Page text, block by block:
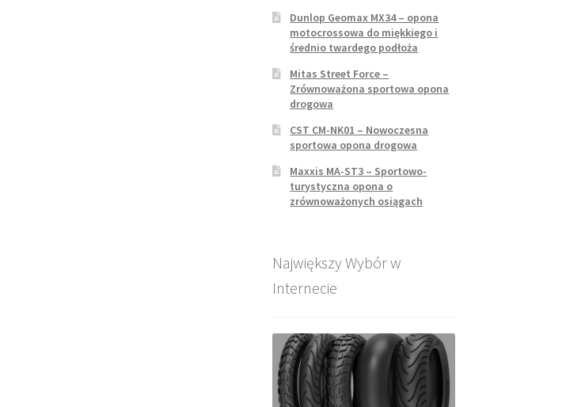
Dunlop Geomax MX34 – opona
motocrossowa do miękkiego i
średnio twardego podłoża
Mitas Street Force –
Zrównoważona sportowa opona
drogowa
CST CM-NK01 – Nowoczesna
sportowa opona drogowa
Maxxis MA-ST3 – Sportowo-
turystyczna opona o
zrównoważonych osiągach
Największy Wybór w
Internecie